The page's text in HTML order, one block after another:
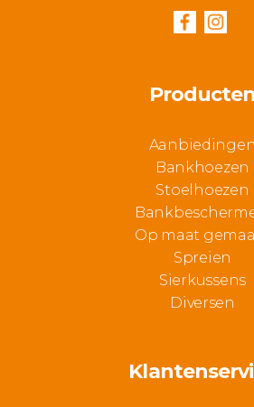
Producten
Aanbiedingen
Bankhoezen
Stoelhoezen
Op maat
Spreien
Sierkussens
Diversen